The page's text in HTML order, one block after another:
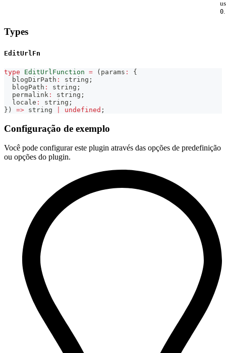
0
Types
EditUrlFn
type EditUrlFunction = ( params :
{
  blogDirPath
: string ;
  blogPath
: string ;
  permalink
: string ;
  locale
: string ;
} ) => string undefined ;
Configuração de exemplo
Você pode configurar este plugin através das opções de predefinição
ou opções do plugin.